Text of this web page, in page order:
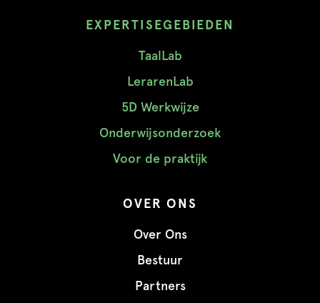
EXPERTISEGEBIEDEN
TaalLab
LerarenLab
5D Werkwijze
Onderwijsonderzoek
Voor de praktijk
OVER ONS
Over Ons
Bestuur
Partners